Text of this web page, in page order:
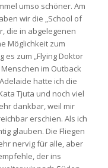
umso schöner. Am
wir die „School of
die in abgelegenen
Möglichkeit zum
es zum „Flying Doktor
im Outback
hatte ich die
Tjuta und noch viel
dankbar, weil mir
erschien. Als ich
glauben. Die Fliegen
nervig für alle, aber
der ins